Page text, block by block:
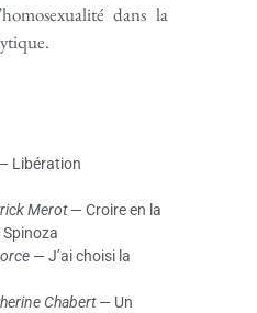
dans la
Libération
Merot— Croire en la
Spinoza
— J’ai choisi la
Chabert— Un